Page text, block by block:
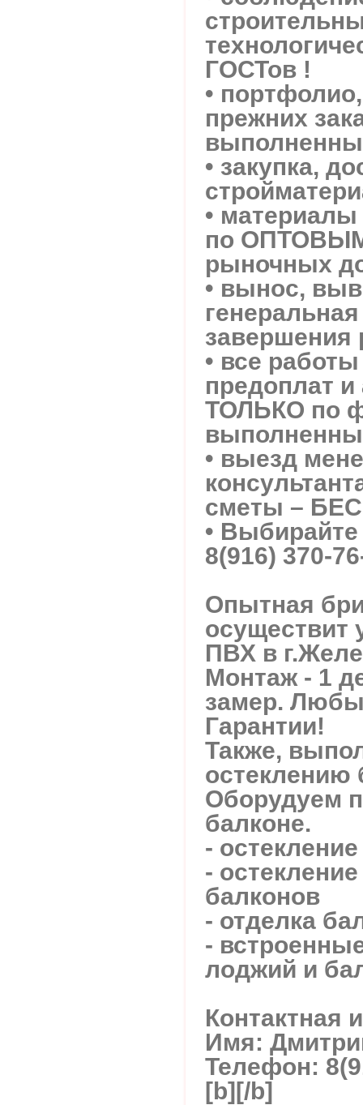
ГОСТов !
•
прежних
• закупка,
• материалы
по
рыночных
• вынос,
завершения
• все
предоплат и
ТОЛЬКО по
• выезд
сметы –
•
8(916) 370-
Опытная
осуществит
ПВХ в
Монтаж - 1
замер.
Гарантии!
Также,
остеклению
Оборудуем
балконе.
-
-
балконов
- отделка
-
лоджий и
Контактная
Имя:
Телефон:
[b][/b]